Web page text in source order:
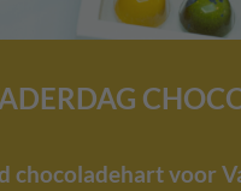
chocoladehart voor